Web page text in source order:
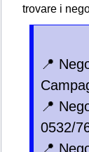
trovare i
📍
📍
0532/
📍